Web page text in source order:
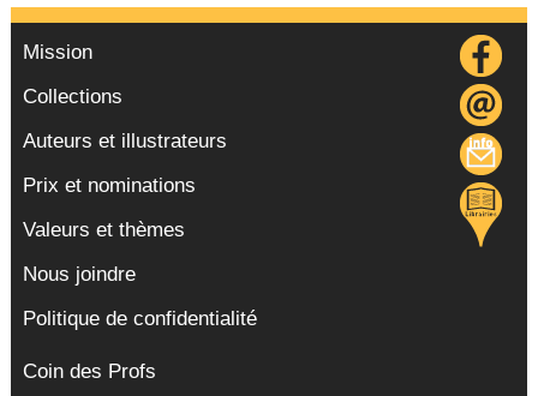
Mission
Collections
Auteurs et illustrateurs
Prix et nominations
Valeurs et thèmes
Nous joindre
Politique de confidentialité
Coin des Profs